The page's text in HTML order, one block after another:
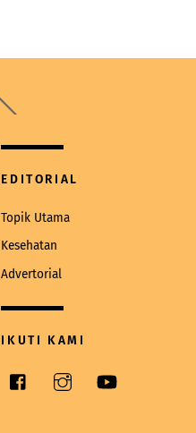
To
EDITORIAL
Topik Utama
Kesehatan
Advertorial
IKUTI KAMI
Facebook